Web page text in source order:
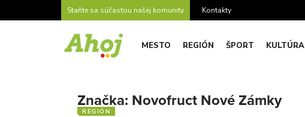
Staňte sa súčasťou našej komunity Kontakty
MESTO REGIÓN ŠPORT KULTÚRA
Značka: Novofruct Nové Zámky
REGIÓN